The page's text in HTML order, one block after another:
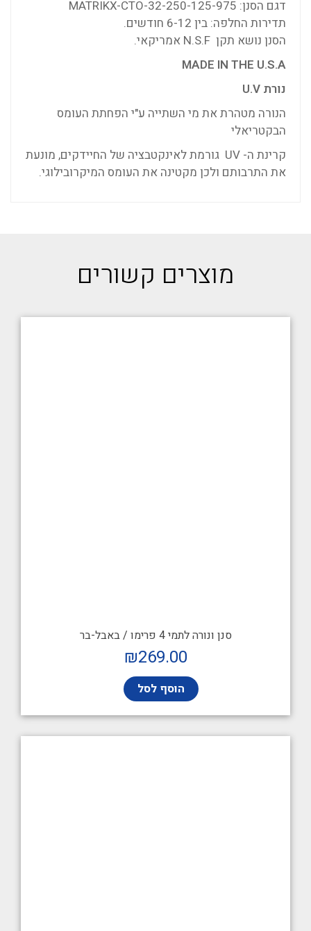
דגם הסנן: MATRIKX-CTO-32-250-125-975
תדירות החלפה: בין 6-12 חודשים.
הסנן נושא תקן N.S.F אמריקאי.
MADE IN THE U.S.A
נורת U.V
הנורה מטהרת את מי השתייה ע"י הפחתת העומס
הבקטריאלי
קרינת ה- UV גורמת לאינקטבציה של החיידקים, מונעת
את התרבותם ולכן מקטינה את העומס המיקרובילוגי.
מוצרים קשורים
סנן ונורה לתמי 4 פרימו / באבל-בר
₪269.00
הוסף לסל